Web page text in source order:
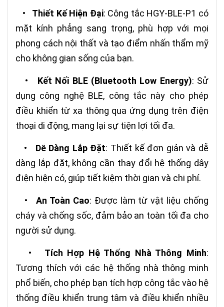
• Thiết Kế Hiện Đại: Công tắc HGY-BLE-P1 có
mặt kính phẳng sang trọng, phù hợp với mọi
phong cách nội thất và tạo điểm nhấn thẩm mỹ
cho không gian sống của bạn.
• Kết Nối BLE (Bluetooth Low Energy): Sử
dụng công nghệ BLE, công tắc này cho phép
điều khiển từ xa thông qua ứng dụng trên điện
thoại di động, mang lại sự tiện lợi tối đa.
• Dễ Dàng Lắp Đặt: Thiết kế đơn giản và dễ
dàng lắp đặt, không cần thay đổi hệ thống dây
điện hiện có, giúp tiết kiệm thời gian và chi phí.
•An Toàn Cao: Được làm từ vật liệu chống
cháy và chống sốc, đảm bảo an toàn tối đa cho
người sử dụng.
• Tích Hợp Hệ Thống Nhà Thông Minh:
Tương thích với các hệ thống nhà thông minh
phổ biến, cho phép bạn tích hợp công tắc vào hệ
thống điều khiển trung tâm và điều khiển nhiều